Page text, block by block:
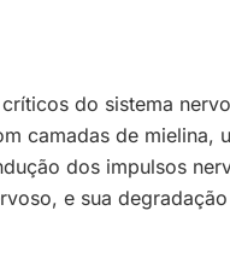
do sistema
camadas de mielina,
dos impulsos
e sua